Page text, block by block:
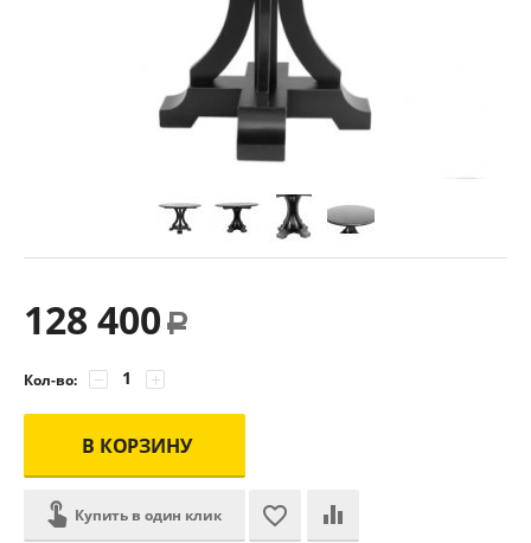
128 400 Р
Кол-во: +
−
В КОРЗИНУ
Купить в один клик